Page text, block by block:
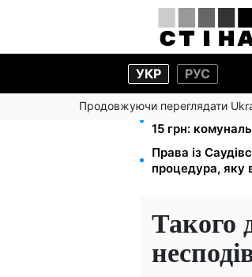
УКР РУС
Продовжуючи переглядати
Тарифи на воду
15 грн:
Права із
процедура, яку
Такого